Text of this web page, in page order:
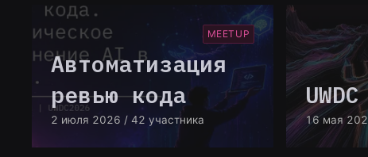
MEETUP
Автоматизация
ревью кода
2 июля 2026 / 42 участника 16 мая